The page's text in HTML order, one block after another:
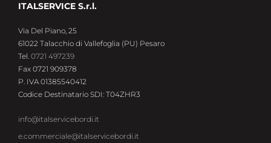
ITALSERVICE S.r.l.
Via Del Piano, 25
61022 Talacchio di Vallefoglia (PU) Pesaro
Tel. 0721 497239
Fax 0721 909378
P. IVA 01385540412
Codice Destinatario SDI: T04ZHR3
info@italservicebordi.it
e.commerciale@italservicebordi.it